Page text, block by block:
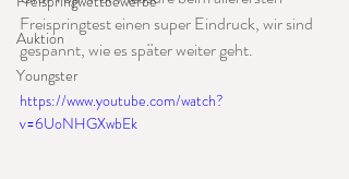
Auktion
Youngster
Freispringtest einen super Eindruck, wir sind
gespannt, wie es später weiter geht.
https://www.youtube.com/watch?
v=6UoNHGXwbEk